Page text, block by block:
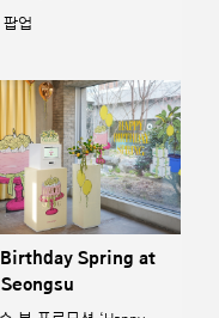
팝업
Birthday Spring at